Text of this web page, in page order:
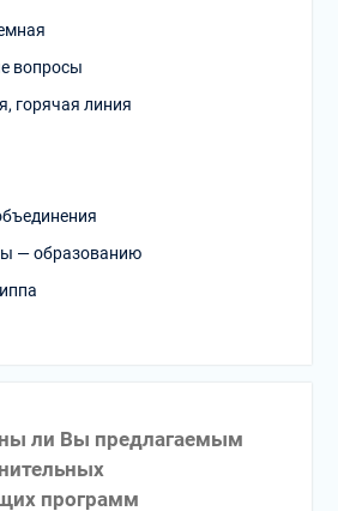
вопросы
горячая линия
— образованию
ли Вы предлагаемым
программ